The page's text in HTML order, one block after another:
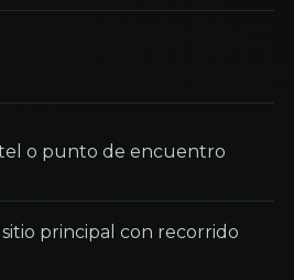
o punto de encuentro
principal con recorrido